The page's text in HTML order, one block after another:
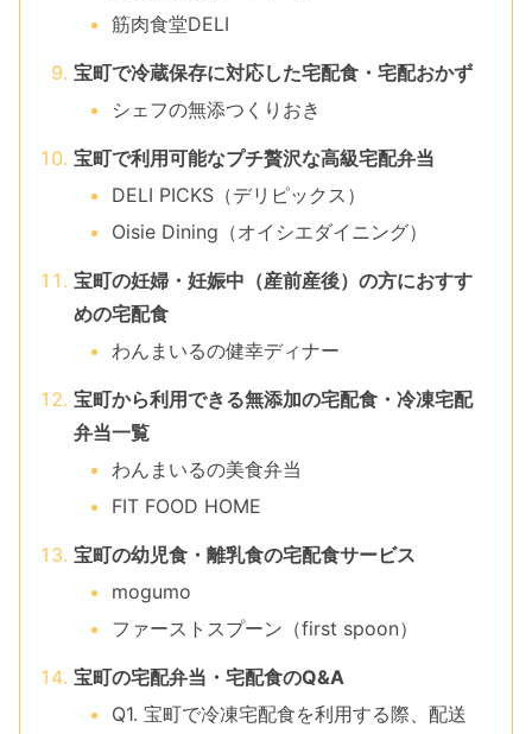
筋肉食堂DELI
宝町で冷蔵保存に対応した宅配食・宅配おかず
シェフの無添つくりおき
宝町で利用可能なプチ贅沢な高級宅配弁当
DELI PICKS（デリピックス）
Oisie Dining（オイシエダイニング）
宝町の妊婦・妊娠中（産前産後）の方におすす
めの宅配食
わんまいるの健幸ディナー
宝町から利用できる無添加の宅配食・冷凍宅配
弁当一覧
わんまいるの美食弁当
FIT FOOD HOME
宝町の幼児食・離乳食の宅配食サービス
mogumo
ファーストスプーン（first spoon）
宝町の宅配弁当・宅配食のQ&A
Q1. 宝町で冷凍宅配食を利用する際、配送